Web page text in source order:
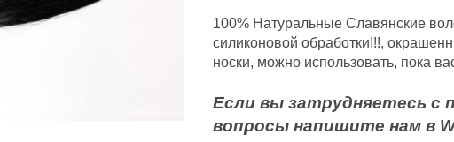
100% Натуральные Славянские
силиконовой обработки!!!,
носки, можно использовать, пока
Если вы затрудняетесь с
вопросы напишите нам в